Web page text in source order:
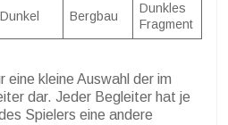
Dunkel Bergbau
Dunkles
Fragment
eine kleine Auswahl der im
dar. Jeder Begleiter hat je
Spielers eine andere